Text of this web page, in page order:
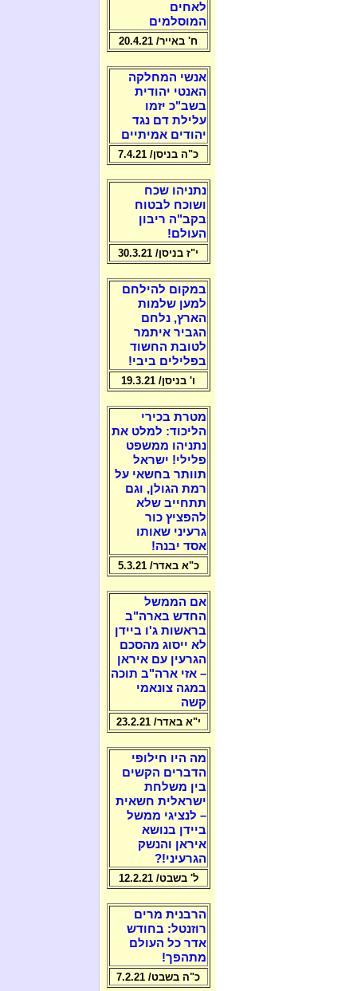
לאחים
המוסלמים
ח' באייר/ 20.4.21
אנשי המחלקה
האנטי יהודית
בשב"כ יזמו
עלילת דם נגד
יהודים אמיתיים
כ"ה בניסן/ 7.4.21
נתניהו שכח
ושוכח לבטוח
בקב"ה ריבון
העולם!
י"ז בניסן/ 30.3.21
במקום להילחם
למען שלמות
הארץ, נלחם
הגביר איתמר
לטובת החשוד
בפלילים ביבי!
ו' בניסן/ 19.3.21
מטרת בכירי
הליכוד: למלט את
נתניהו ממשפט
פלילי! ישראל
תוותר בחשאי על
רמת הגולן, וגם
תתחייב שלא
להפציץ כור
גרעיני שאותו
אסד יבנה!
כ"א באדר/ 5.3.21
אם הממשל
החדש בארה"ב
בראשות ג'ו ביידן
לא ייסוג מהסכם
הגרעין עם איראן
– אזי ארה"ב תוכה
במגה צונאמי
קשה
י"א באדר/ 23.2.21
מה היו חילופי
הדברים הקשים
בין משלחת
ישראלית חשאית
– לנציגי ממשל
ביידן בנושא
איראן והנשק
הגרעיני!?
ל' בשבט/ 12.2.21
הרבנית מרים
רוזנטל: בחודש
אדר כל העולם
מתהפך!
כ"ה בשבט/ 7.2.21